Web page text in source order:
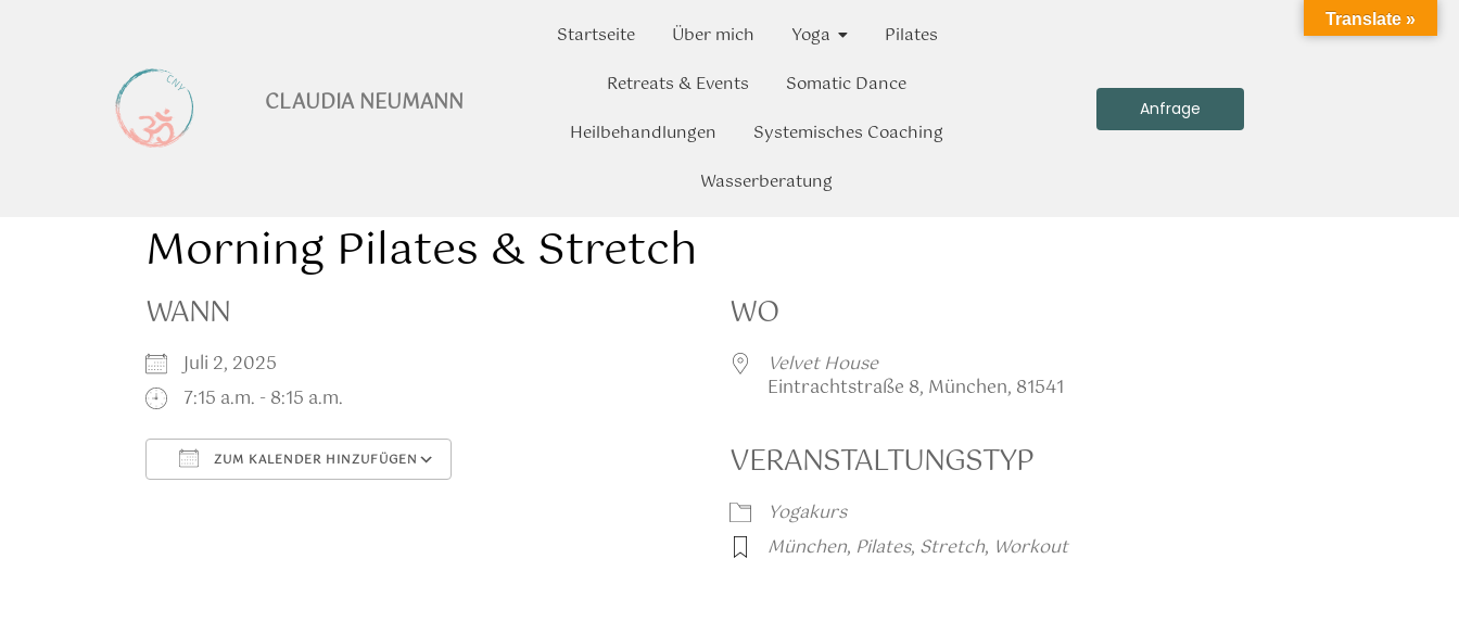
CLAUDIA NEUMANN
Startseite Über mich Yoga
Pilates
Retreats & Events
Somatic Dance
Heilbehandlungen
Systemisches Coaching
Wasserberatung
Anfrage
Morning Pilates & Stretch
WANN
Juli 2, 2025
7:15 a.m. - 8:15 a.m.
ZUM KALENDER HINZUFÜGEN
iCalendar
WO
Velvet House
Eintrachtstraße 8, München, 81541
VERANSTALTUNGSTYP
Yogakurs
München, Pilates, Stretch, Workout
Translate »